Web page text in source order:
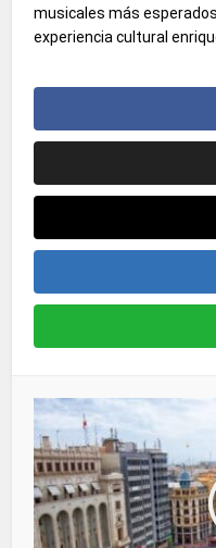
musicales más
experiencia cultural